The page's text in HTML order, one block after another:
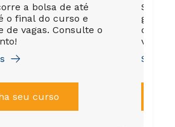
a bolsa de até
o final do curso e
de vagas. Consulte o
seu curso
Sua
de até
válida
Saiba